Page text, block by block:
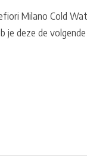
Milano Cold
je deze de